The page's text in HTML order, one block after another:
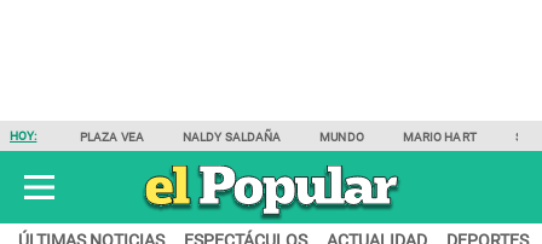
HOY: PLAZA VEA NALDY SALDAÑA MUNDO MARIO HART